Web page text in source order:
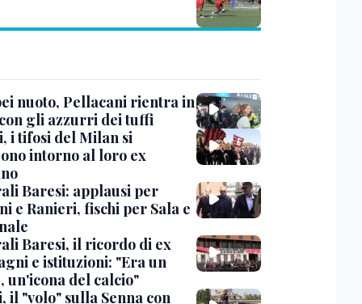
nuoto, Pellacani rientra in
gli azzurri dei tuffi
i tifosi del Milan si
intorno al loro ex
Baresi: applausi per
e Ranieri, fischi per Sala e
Baresi, il ricordo di ex
e istituzioni: "Era un
un'icona del calcio"
il "volo" sulla Senna con